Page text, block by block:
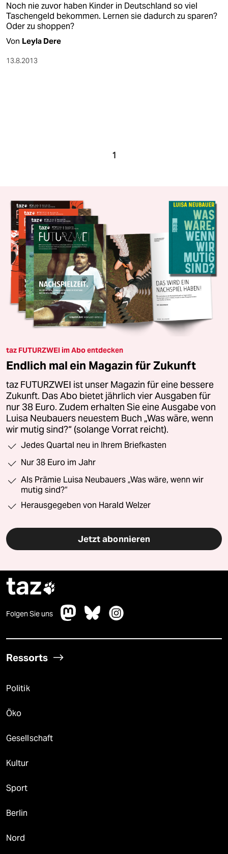
Noch nie zuvor haben Kinder in Deutschland so viel
Taschengeld bekommen. Lernen sie dadurch zu sparen?
Oder zu shoppen?
Von Leyla Dere
13.8.2013
1
taz FUTURZWEI im Abo entdecken
Endlich mal ein Magazin für Zukunft
taz FUTURZWEI ist unser Magazin für eine bessere
Zukunft. Das Abo bietet jährlich vier Ausgaben für
nur 38 Euro. Zudem erhalten Sie eine Ausgabe von
Luisa Neubauers neuestem Buch „Was wäre, wenn
wir mutig sind?“ (solange Vorrat reicht).
Jedes Quartal neu in Ihrem Briefkasten
Nur 38 Euro im Jahr
Als Prämie Luisa Neubauers „Was wäre, wenn wir
mutig sind?“
Herausgegeben von Harald Welzer
Jetzt abonnieren
taz
Folgen Sie uns
Ressorts
Politik
Öko
Gesellschaft
Kultur
Sport
Berlin
Nord